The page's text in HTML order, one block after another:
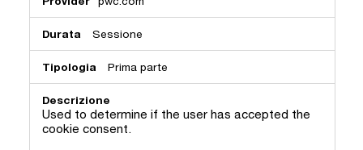
Sessione
Prima parte
Used to determine if the user has accepted the
cookie consent.